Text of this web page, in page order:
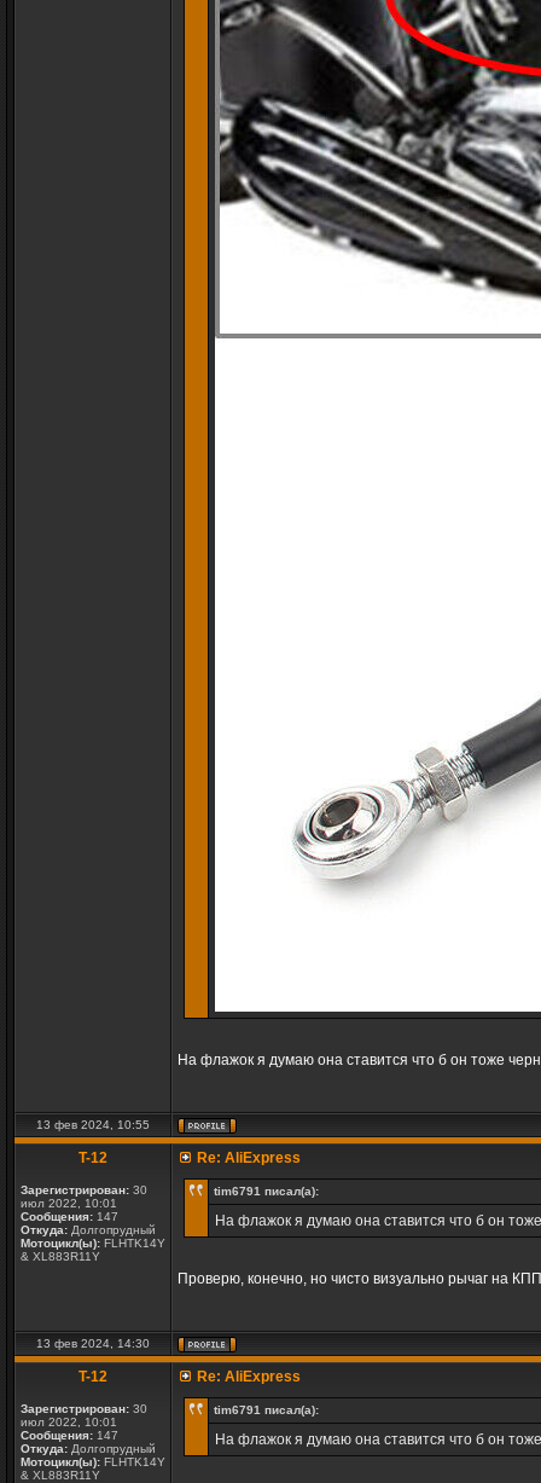
На флажок я думаю она ставится что б он тоже
13 фев 2024, 10:55
T-12
Зарегистрирован: 30
июл 2022, 10:01
Сообщения: 147
Откуда: Долгопрудный
Мотоцикл(ы): FLHTK14Y
& XL883R11Y
Re: AliExpress
tim6791 писал(а):
На флажок я думаю она ставится что б он
Проверю, конечно, но чисто визуально рычаг на
13 фев 2024, 14:30
T-12
Зарегистрирован: 30
июл 2022, 10:01
Сообщения: 147
Откуда: Долгопрудный
Мотоцикл(ы): FLHTK14Y
& XL883R11Y
Re: AliExpress
tim6791 писал(а):
На флажок я думаю она ставится что б он